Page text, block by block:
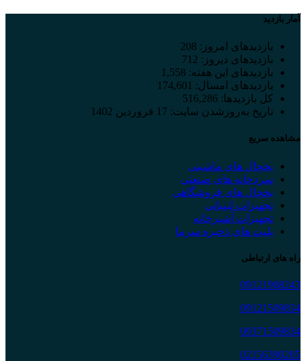
آمار بازدید
بازدیدهای امروز: 208
بازدیدهای دیروز: 712
بازدیدهای این هفته: 1,558
بازدیدهای امسال: 174,601
کل بازدیدها: 516,286
تاریخ به‌روزشدن سایت: 17 فروردین 1402
مشاهده سریع
یخچال های ماشینی
سردخانه های صنعتی
یخچال های فروشگاهی
تجهیزات لبنیاتی
تجهیزات آشپزخانه
پلیت های ذخیره سرما
راه های ارتباطی
09121908243
09121509834
09371509834
02156390205